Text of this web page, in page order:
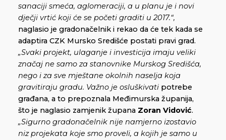
sanaciji smeća, aglomeraciji, a u planu je i novi
dječji vrtić koji će se početi graditi u 2017.“,
naglasio je gradonačelnik i rekao da će tek kada se
adaptira CZK Mursko Središće postati pravi grad.
„Svaki projekt, ulaganje i investicija imaju veliki
značaj ne samo za stanovnike Murskog Središća,
nego i za sve mještane okolnih naselja koja
gravitiraju gradu. Važno je osluškivati potrebe
građana, a to prepoznala Međimurska županija,
što je naglasio zamjenik župana Zoran Vidović.
„Sigurno gradonačelnik nije namjerno izostavio
niz projekata koje smo proveli, a kojih je samo u